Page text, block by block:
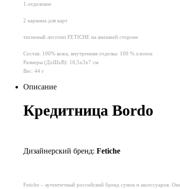
1 отделение
2 кармана для карт
тисненый логотип FETICHE на внешней стороне
Состав: 100% кожа, внутренняя отделка: 100 % хлопок
Размеры (ДхШхВ): 10,5х3х7 см
Вес: 44 г
Описание
Кредитница Bordo
Дизайнерский бренд: Fetiche
Fetiche – аутентичный российский бренд сумок и аксессуаров.